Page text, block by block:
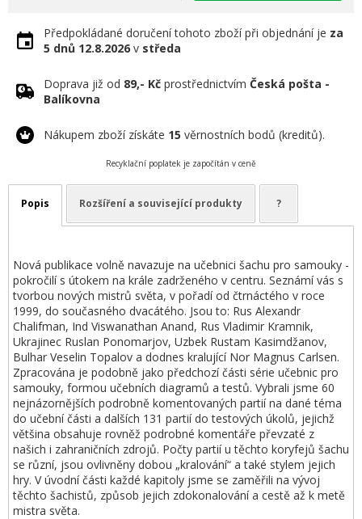
Předpokládané doručení tohoto zboží při objednání je za
5 dnů 12.8.2026 v středa
Doprava již od 89,- Kč prostřednictvím Česká pošta -
Balíkovna
Nákupem zboží získáte 15 věrnostních bodů (kreditů).
Recyklační poplatek je započítán v ceně
Popis Rozšíření a související produkty ?
Nová publikace volně navazuje na učebnici šachu pro samouky -
pokročilí s útokem na krále zadrženého v centru. Seznámí vás s
tvorbou nových mistrů světa, v pořadí od čtrnáctého v roce
1999, do současného dvacátého. Jsou to: Rus Alexandr
Chalifman, Ind Viswanathan Anand, Rus Vladimir Kramnik,
Ukrajinec Ruslan Ponomarjov, Uzbek Rustam Kasimdžanov,
Bulhar Veselin Topalov a dodnes kralující Nor Magnus Carlsen.
Zpracována je podobně jako předchozí části série učebnic pro
samouky, formou učebních diagramů a testů. Vybrali jsme 60
nejnázornějších podrobně komentovaných partií na dané téma
do učební části a dalších 131 partií do testových úkolů, jejichž
většina obsahuje rovněž podrobné komentáře převzaté z
našich i zahraničních zdrojů. Počty partií u těchto koryfejů šachu
se různí, jsou ovlivněny dobou „kralování“ a také stylem jejich
hry. V úvodní části každé kapitoly jsme se zaměřili na vývoj
těchto šachistů, způsob jejich zdokonalování a cestě až k metě
mistra světa.